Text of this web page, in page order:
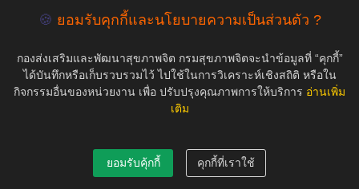
COPYRIGHT ©2019 สุขภาพใจ.com สงวนลิขสิทธิ์.
🍪 ยอมรับคุกกี้และนโยบายความเป็นส่วนตัว ?
กองส่งเสริมและพัฒนาสุขภาพจิต กรมสุขภาพจิตจะนำข้อมูลที่ “คุกกี้”
ได้บันทึกหรือเก็บรวบรวมไว้ ไปใช้ในการวิเคราะห์เชิงสถิติ หรือใน
กิจกรรมอื่นของหน่วยงาน เพื่อ ปรับปรุงคุณภาพการให้บริการ อ่านเพิ่ม
เติม
ยอมรับคุ้กกี้ คุกกี้ที่เราใช้